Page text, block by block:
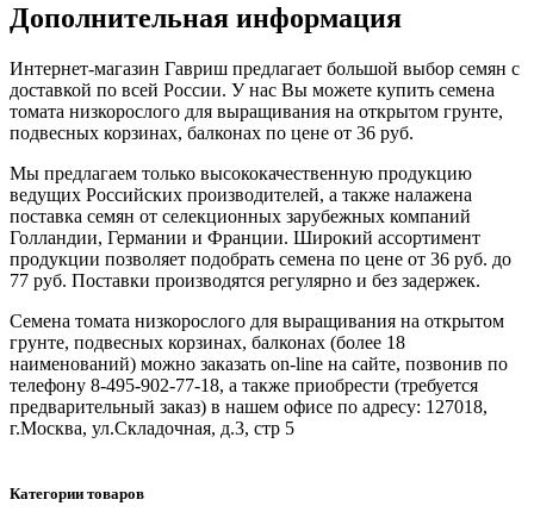
Дополнительная информация
Интернет-магазин Гавриш предлагает большой выбор семян с
доставкой по всей России. У нас Вы можете купить семена
томата низкорослого для выращивания на открытом грунте,
подвесных корзинах, балконах по цене от 36 руб.
Мы предлагаем только высококачественную продукцию
ведущих Российских производителей, а также налажена
поставка семян от селекционных зарубежных компаний
Голландии, Германии и Франции. Широкий ассортимент
продукции позволяет подобрать семена по цене от 36 руб. до
77 руб. Поставки производятся регулярно и без задержек.
Семена томата низкорослого для выращивания на открытом
грунте, подвесных корзинах, балконах (более 18
наименований) можно заказать on-line на сайте, позвонив по
телефону 8-495-902-77-18, а также приобрести (требуется
предварительный заказ) в нашем офисе по адресу: 127018,
г.Москва, ул.Складочная, д.3, стр 5
Категории товаров